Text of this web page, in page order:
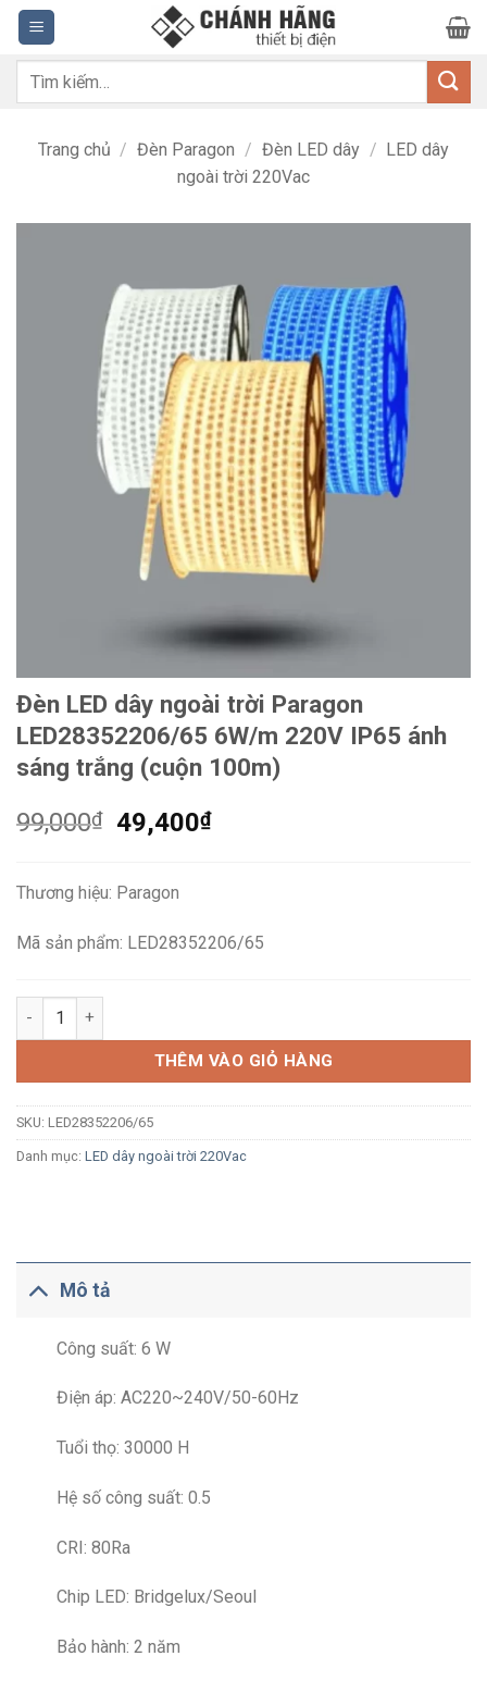
Bỏ
qua
nội
dung
Tìm
Trang chủ / Đèn Paragon / Đèn LED dây / LED dây
ngoài trời 220Vac
Đèn LED dây ngoài trời Paragon
LED28352206/65 6W/m 220V IP65 ánh
sáng trắng (cuộn 100m)
99,000₫
Giá
99,000₫.
49,400₫Giá
Thương hiệu: Paragon
Mã sản phẩm: LED28352206/65
Đèn LED dây ngoài trời Paragon LED28352206/65 6W/m 220V
THÊM VÀO GIỎ HÀNG
SKU: LED28352206/65
Danh mục: LED dây ngoài trời 220Vac
Mô tả
Công suất: 6 W
Điện áp: AC220~240V/50-60Hz
Tuổi thọ: 30000 H
Hệ số công suất: 0.5
CRI: 80Ra
Chip LED: Bridgelux/Seoul
Bảo hành: 2 năm